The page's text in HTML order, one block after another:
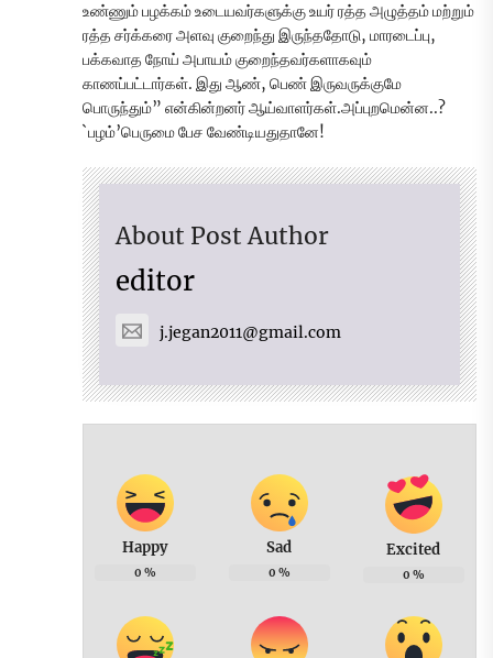
உண்ணும் பழக்கம் உடையவர்களுக்கு உயர் ரத்த அழுத்தம் மற்றும்
ரத்த சர்க்கரை அளவு குறைந்து இருந்ததோடு, மாரடைப்பு,
பக்கவாத நோய் அபாயம் குறைந்தவர்களாகவும்
காணப்பட்டார்கள். இது ஆண், பெண் இருவருக்குமே
பொருந்தும்” என்கின்றனர் ஆய்வாளர்கள்.அப்புறமென்ன..?
`பழம்’பெருமை பேச வேண்டியதுதானே!
About Post Author
editor
j.jegan2011@gmail.com
Happy
0 %
Sad
0 %
Excited
0 %